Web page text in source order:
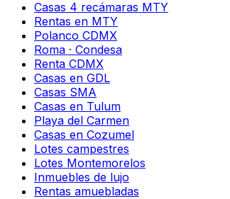
Casas 4 recámaras MTY
Rentas en MTY
Polanco CDMX
Roma · Condesa
Renta CDMX
Casas en GDL
Casas SMA
Casas en Tulum
Playa del Carmen
Casas en Cozumel
Lotes campestres
Lotes Montemorelos
Inmuebles de lujo
Rentas amuebladas